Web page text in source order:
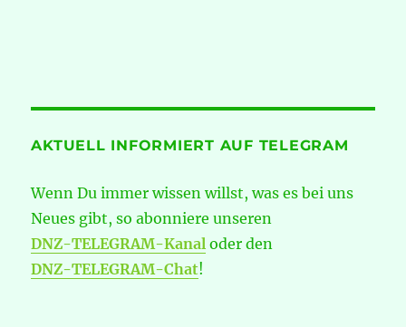
AKTUELL INFORMIERT AUF TELEGRAM
Wenn Du immer wissen willst, was es bei uns
Neues gibt, so abonniere unseren
DNZ-TELEGRAM-Kanal oder den
DNZ-TELEGRAM-Chat!